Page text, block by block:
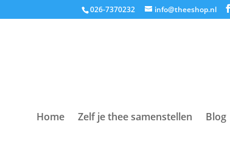
026-7370232 info@theeshop.nl
Home Zelf je thee samenstellen Blog